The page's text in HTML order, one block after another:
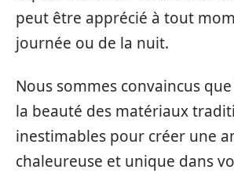
peut être apprécié à tout
journée ou de la nuit.
Nous sommes convaincus
la beauté des matériaux
inestimables pour créer une
chaleureuse et unique dans